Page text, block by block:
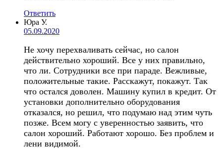
Ответить
Юра У.
05.09.2020
Не хочу перехваливать сейчас, но салон
действительно хороший. Все у них правильно,
что ли. Сотрудники все при параде. Вежливые,
положительные такие. Расскажут, покажут. Так
что остался доволен. Машину купил в кредит. От
установки дополнительно оборудования
отказался, но решил, что подумаю над этим чуть
позже. Всем могу с уверенностью заявить, что
салон хороший. Работают хорошо. Без проблем и
лени видимой.